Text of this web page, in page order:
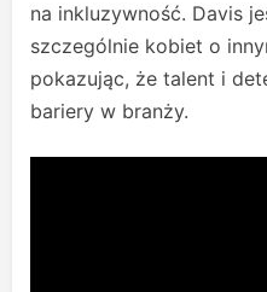
na inkluzywność. Davis
szczególnie kobiet o
pokazując, że talent i
bariery w branży.